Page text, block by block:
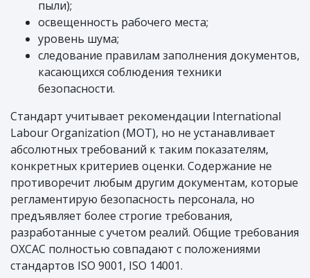
пыли);
освещенность рабочего места;
уровень шума;
следование правилам заполнения документов,
касающихся соблюдения техники
безопасности.
Стандарт учитывает рекомендации International
Labour Organization (МОТ), но не устанавливает
абсолютных требований к таким показателям,
конкретных критериев оценки. Содержание не
противоречит любым другим документам, которые
регламентирую безопасность персонала, но
предъявляет более строгие требования,
разработанные с учетом реалий. Общие требования
ОХСАС полностью совпадают с положениями
стандартов ISO 9001, ISO 14001.